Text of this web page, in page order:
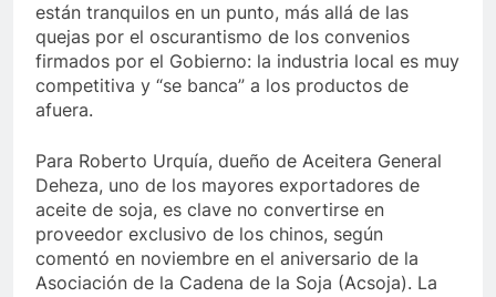
están tranquilos en un punto, más allá de las
quejas por el oscurantismo de los convenios
firmados por el Gobierno: la industria local es muy
competitiva y “se banca” a los productos de
afuera.
Para Roberto Urquía, dueño de Aceitera General
Deheza, uno de los mayores exportadores de
aceite de soja, es clave no convertirse en
proveedor exclusivo de los chinos, según
comentó en noviembre en el aniversario de la
Asociación de la Cadena de la Soja (Acsoja). La